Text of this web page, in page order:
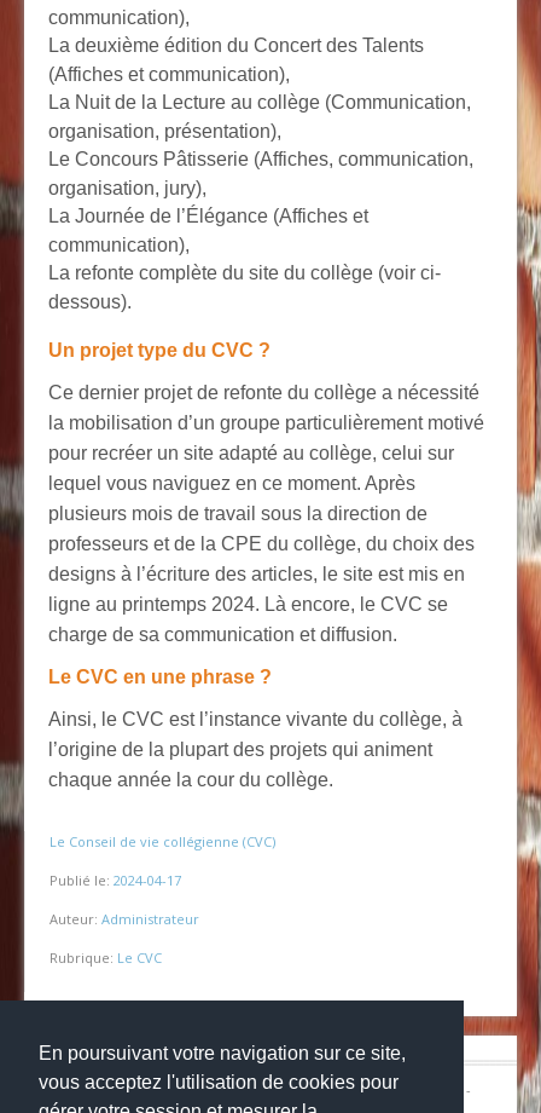
En poursuivant votre navigation sur ce site,
vous acceptez l'utilisation de cookies pour
communication),
La deuxième édition du Concert des Talents
(Affiches et communication),
La Nuit de la Lecture au collège (Communication,
organisation, présentation),
Le Concours Pâtisserie (Affiches, communication,
organisation, jury),
La Journée de l’Élégance (Affiches et
communication),
La refonte complète du site du collège (voir ci-
dessous).
Un projet type du CVC ?
Ce dernier projet de refonte du collège a nécessité
la mobilisation d’un groupe particulièrement motivé
pour recréer un site adapté au collège, celui sur
lequel vous naviguez en ce moment. Après
plusieurs mois de travail sous la direction de
professeurs et de la CPE du collège, du choix des
designs à l’écriture des articles, le site est mis en
ligne au printemps 2024. Là encore, le CVC se
charge de sa communication et diffusion.
Le CVC en une phrase ?
Ainsi, le CVC est l’instance vivante du collège, à
l’origine de la plupart des projets qui animent
chaque année la cour du collège.
Le Conseil de vie collégienne (CVC)
Publié le: 2024-04-17
Auteur: Administrateur
Rubrique: Le CVC
© Copyright 2024 Collège la grange aux belles-Mentions légales
-